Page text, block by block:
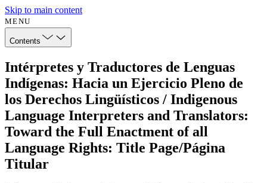
Skip to main content
MENU
Contents
Intérpretes y Traductores de Lenguas
Indígenas: Hacia un Ejercicio Pleno de
los Derechos Lingüísticos / Indigenous
Language Interpreters and Translators:
Toward the Full Enactment of all
Language Rights: Title Page/Página
Titular